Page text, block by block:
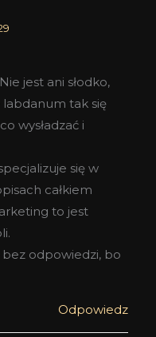
jest ani słodko,
tak się
wysładzać i
się w
całkiem
to jest
odpowiedzi, bo
Odpowiedz